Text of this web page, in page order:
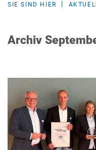
SIE SIND HIER
Archiv